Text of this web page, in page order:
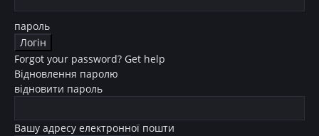
пароль
Forgot your password? Get help
Відновлення паролю
відновити пароль
Вашу адресу електронної пошти